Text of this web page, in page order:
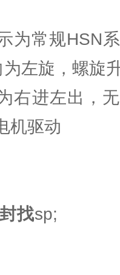
为常规HSN
左旋，螺旋
右进左出，
机驱动
找sp;